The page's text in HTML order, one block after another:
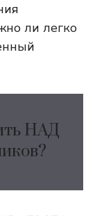
ли легко
НАД